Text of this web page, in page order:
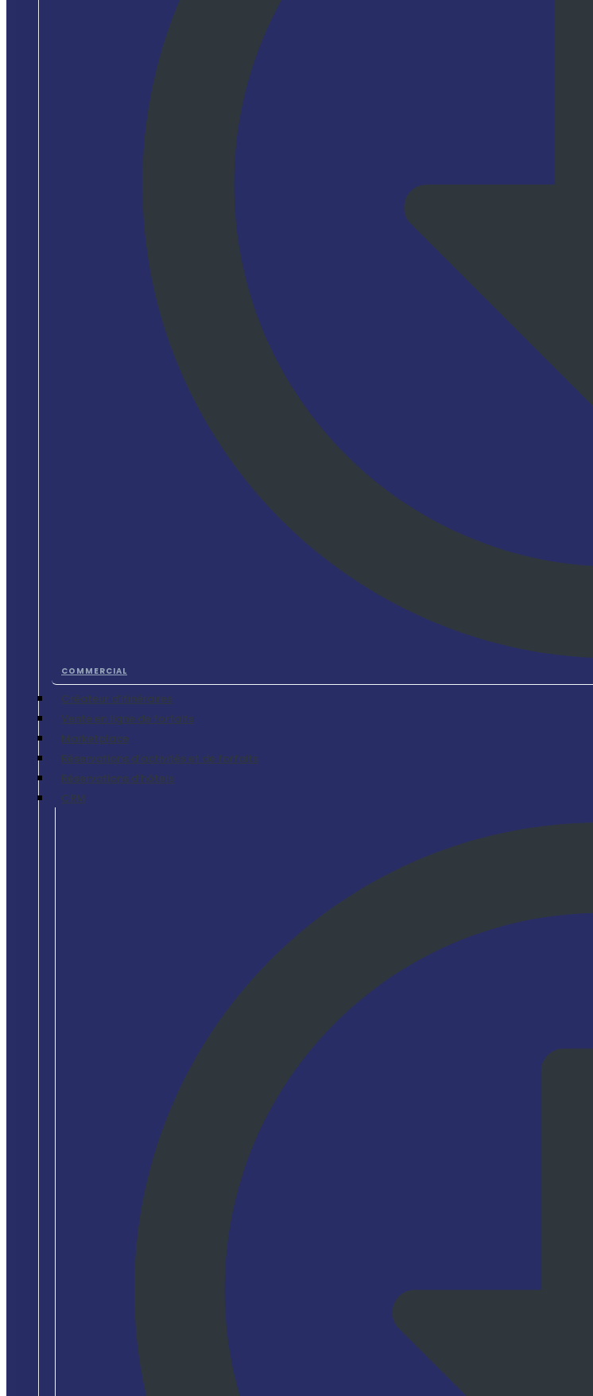
COMMERCIAL
Créateur d’itinéraires
Vente en ligne de forfaits
Marketplace
Réservations d’activités et de forfaits
Réservations d’hôtels
CRM